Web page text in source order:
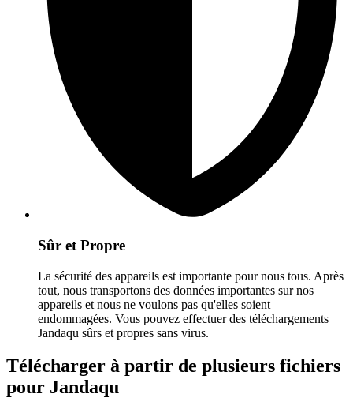
Sûr et Propre
La sécurité des appareils est importante pour nous tous. Après
tout, nous transportons des données importantes sur nos
appareils et nous ne voulons pas qu'elles soient
endommagées. Vous pouvez effectuer des téléchargements
Jandaqu sûrs et propres sans virus.
Télécharger à partir de plusieurs fichiers
pour Jandaqu